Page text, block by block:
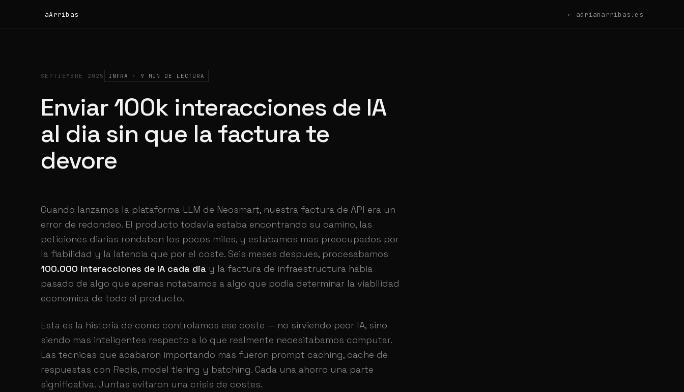
aArribas ← adrianarribas.es
SEPTIEMBRE 2025 INFRA · 9 MIN DE LECTURA
Enviar 100k interacciones de IA
al dia sin que la factura te
devore
Cuando lanzamos la plataforma LLM de Neosmart, nuestra factura de API era un
error de redondeo. El producto todavia estaba encontrando su camino, las
peticiones diarias rondaban los pocos miles, y estabamos mas preocupados por
la fiabilidad y la latencia que por el coste. Seis meses despues, procesabamos
100.000 interacciones de IA cada dia y la factura de infraestructura habia
pasado de algo que apenas notabamos a algo que podia determinar la viabilidad
economica de todo el producto.
Esta es la historia de como controlamos ese coste — no sirviendo peor IA, sino
siendo mas inteligentes respecto a lo que realmente necesitabamos computar.
Las tecnicas que acabaron importando mas fueron prompt caching, cache de
respuestas con Redis, model tiering y batching. Cada una ahorro una parte
significativa. Juntas evitaron una crisis de costes.